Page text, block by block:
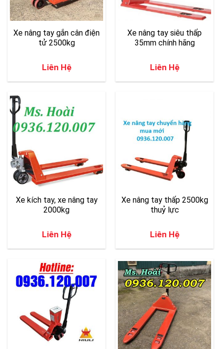
Xe nâng tay gắn cân điện
tử 2500kg
Liên Hệ
Xe nâng tay siêu thấp
35mm chính hãng
Liên Hệ
Xe kích tay, xe nâng tay
2000kg
Liên Hệ
Xe nâng tay thấp 2500kg
thuỷ lực
Liên Hệ